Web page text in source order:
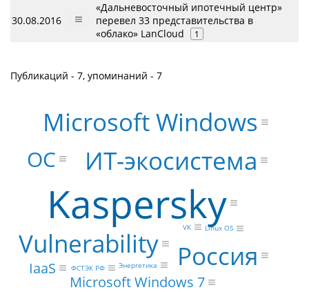
30.08.2016
«Дальневосточный ипотечный центр»
перевел 33 представительства в
«облако» LanCloud
1
Публикаций - 7, упоминаний - 7
Kaspersky
ИТ-экосистема
Vulnerability
Microsoft Windows
Россия
ОС
IaaS
Microsoft Windows 7
VK
ФСТЭК РФ
Linux OS
Энергетика